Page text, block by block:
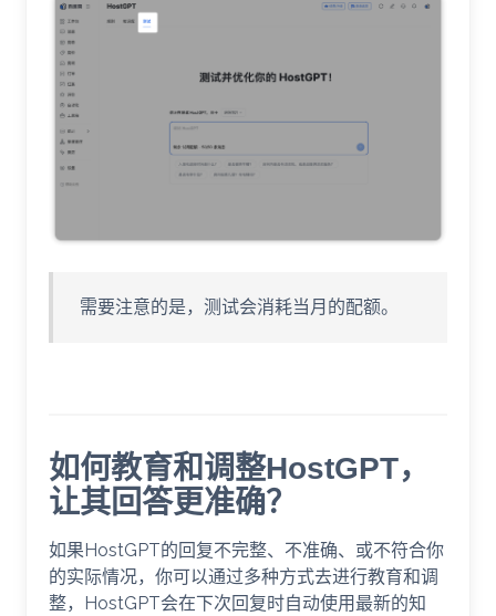
需要注意的是，测试会消耗当月的配额。
如何教育和调整HostGPT，
让其回答更准确？
如果HostGPT的回复不完整、不准确、或不符合你
的实际情况，你可以通过多种方式去进行教育和调
整，HostGPT会在下次回复时自动使用最新的知